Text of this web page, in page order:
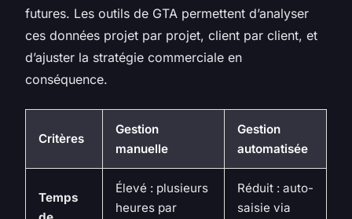
futures. Les outils de GTA permettent d’analyser
ces données projet par projet, client par client, et
d’ajuster la stratégie commerciale en
conséquence.
Critères
Gestion
manuelle
Gestion
automatisée
Temps
Élevé : plusieurs
heures par
Réduit : auto-
saisie via